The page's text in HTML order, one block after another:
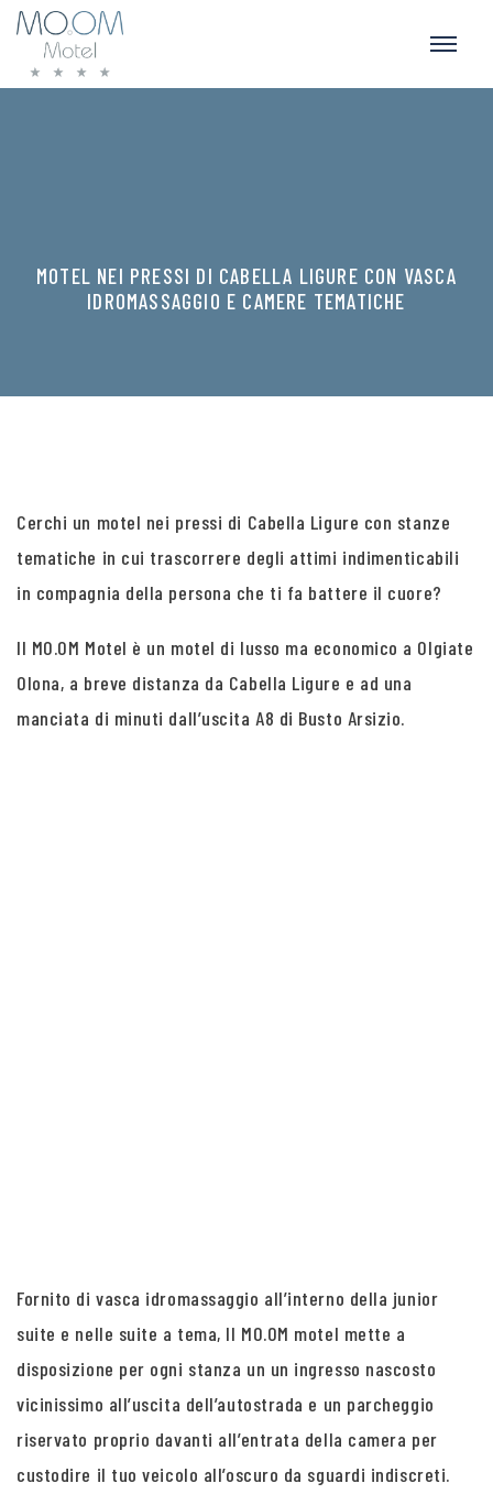
MOTEL NEI PRESSI DI CABELLA LIGURE CON VASCA
IDROMASSAGGIO E CAMERE TEMATICHE
Cerchi un motel nei pressi di Cabella Ligure con stanze
tematiche in cui trascorrere degli attimi indimenticabili
in compagnia della persona che ti fa battere il cuore?
Il MO.OM Motel è un motel di lusso ma economico a Olgiate
Olona, a breve distanza da Cabella Ligure e ad una
manciata di minuti dall’uscita A8 di Busto Arsizio.
Fornito di vasca idromassaggio all’interno della junior
suite e nelle suite a tema, Il MO.OM motel mette a
disposizione per ogni stanza un un ingresso nascosto
vicinissimo all’uscita dell’autostrada e un parcheggio
riservato proprio davanti all’entrata della camera per
custodire il tuo veicolo all’oscuro da sguardi indiscreti.